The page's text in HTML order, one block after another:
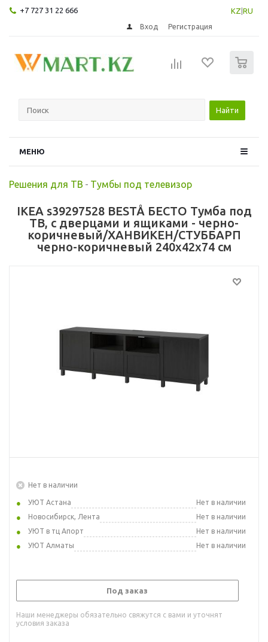
+7 727 31 22 666 KZ RU
Вход Регистрация
Найти
МЕНЮ
Решения для ТВ - Тумбы под телевизор
IKEA s39297528 BESTÅ БЕСТО Тумба под
ТВ, с дверцами и ящиками - черно-
коричневый/ХАНВИКЕН/СТУББАРП
черно-коричневый 240x42x74 см
Нет в наличии
УЮТ Астана
Нет в наличии
Новосибирск, Лента
Нет в наличии
УЮТ в тц Апорт
Нет в наличии
УЮТ Алматы
Нет в наличии
Под заказ
Наши менеджеры обязательно свяжутся с вами и уточнят
условия заказа